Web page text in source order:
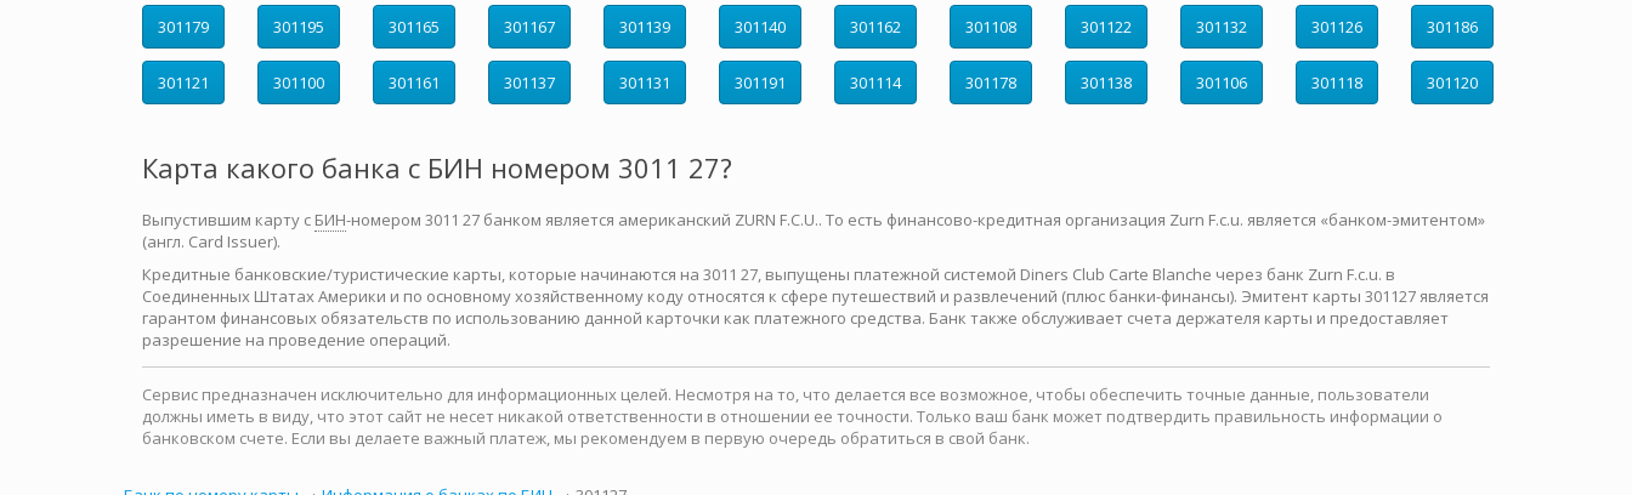
301179 301195 301165 301167 301139 301140 301162 301108 301122 301132 301126 301186
301121 301100 301161 301137 301131 301191 301114 301178 301138 301106 301118 301120
Карта какого банка с БИН номером 3011 27?
Выпустившим карту с БИН-номером 3011 27 банком является американский ZURN F.C.U.. То есть финансово-кредитная организация Zurn F.c.u. является «банком-эмитентом»
(англ. Card Issuer).
Кредитные банковские/туристические карты, которые начинаются на 3011 27, выпущены платежной системой Diners Club Carte Blanche через банк Zurn F.c.u. в
Соединенных Штатах Америки и по основному хозяйственному коду относятся к сфере путешествий и развлечений (плюс банки-финансы). Эмитент карты 301127 является
гарантом финансовых обязательств по использованию данной карточки как платежного средства. Банк также обслуживает счета держателя карты и предоставляет
разрешение на проведение операций.
Сервис предназначен исключительно для информационных целей. Несмотря на то, что делается все возможное, чтобы обеспечить точные данные, пользователи
должны иметь в виду, что этот сайт не несет никакой ответственности в отношении ее точности. Только ваш банк может подтвердить правильность информации о
банковском счете. Если вы делаете важный платеж, мы рекомендуем в первую очередь обратиться в свой банк.